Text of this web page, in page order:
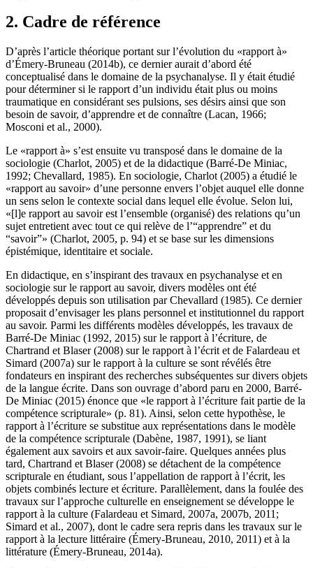
2. Cadre de référence
D’après l’article théorique portant sur l’évolution du «rapport à»
d’Émery-Bruneau (2014b), ce dernier aurait d’abord été
conceptualisé dans le domaine de la psychanalyse. Il y était étudié
pour déterminer si le rapport d’un individu était plus ou moins
traumatique en considérant ses pulsions, ses désirs ainsi que son
besoin de savoir, d’apprendre et de connaître (Lacan, 1966;
Mosconi et al., 2000).
Le «rapport à» s’est ensuite vu transposé dans le domaine de la
sociologie (Charlot, 2005) et de la didactique (Barré-De Miniac,
1992; Chevallard, 1985). En sociologie, Charlot (2005) a étudié le
«rapport au savoir» d’une personne envers l’objet auquel elle donne
un sens selon le contexte social dans lequel elle évolue. Selon lui,
«[l]e rapport au savoir est l’ensemble (organisé) des relations qu’un
sujet entretient avec tout ce qui relève de l’“apprendre” et du
“savoir”» (Charlot, 2005, p. 94) et se base sur les dimensions
épistémique, identitaire et sociale.
En didactique, en s’inspirant des travaux en psychanalyse et en
sociologie sur le rapport au savoir, divers modèles ont été
développés depuis son utilisation par Chevallard (1985). Ce dernier
proposait d’envisager les plans personnel et institutionnel du rapport
au savoir. Parmi les différents modèles développés, les travaux de
Barré-De Miniac (1992, 2015) sur le rapport à l’écriture, de
Chartrand et Blaser (2008) sur le rapport à l’écrit et de Falardeau et
Simard (2007a) sur le rapport à la culture se sont révélés être
fondateurs en inspirant des recherches subséquentes sur divers objets
de la langue écrite. Dans son ouvrage d’abord paru en 2000, Barré-
De Miniac (2015) énonce que «le rapport à l’écriture fait partie de la
compétence scripturale» (p. 81). Ainsi, selon cette hypothèse, le
rapport à l’écriture se substitue aux représentations dans le modèle
de la compétence scripturale (Dabène, 1987, 1991), se liant
également aux savoirs et aux savoir-faire. Quelques années plus
tard, Chartrand et Blaser (2008) se détachent de la compétence
scripturale en étudiant, sous l’appellation de rapport à l’écrit, les
objets combinés lecture et écriture. Parallèlement, dans la foulée des
travaux sur l’approche culturelle en enseignement se développe le
rapport à la culture (Falardeau et Simard, 2007a, 2007b, 2011;
Simard et al., 2007), dont le cadre sera repris dans les travaux sur le
rapport à la lecture littéraire (Émery-Bruneau, 2010, 2011) et à la
littérature (Émery-Bruneau, 2014a).